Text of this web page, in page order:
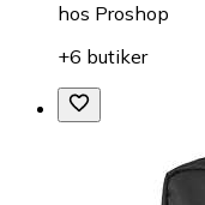
hos Proshop
+6 butiker